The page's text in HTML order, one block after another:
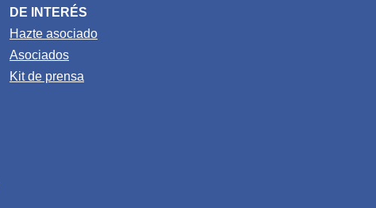
DE INTERÉS
Hazte asociado
Asociados
Kit de prensa